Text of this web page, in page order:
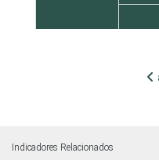
Indicadores Relacionados